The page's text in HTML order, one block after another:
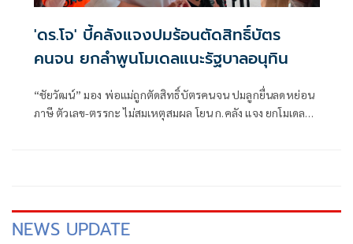
'ดร.โจ' บี้คลังแจงปมร้อนตัดสิทธิ์บัตร
คนจน ยกลำพูนโมเดลแนะรัฐบาลอนุทิน
“ชัยวัฒน์” มอง พ่อแม่ถูกตัดสิทธิ์บัตรคนจน ปมลูกยื่นลดหย่อน
ภาษี ตัวเลข-ตรรกะ ไม่สมเหตุสมผล โยน ก.คลัง แจง ยกโมเดล
NEWS UPDATE